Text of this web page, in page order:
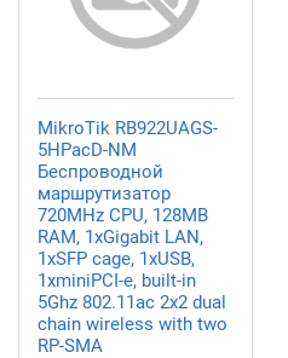
MikroTik RB922UAGS-
5HPacD-NM
Беспроводной
маршрутизатор
720MHz CPU, 128MB
RAM, 1xGigabit LAN,
1xSFP cage, 1xUSB,
1xminiPCI-e, built-in
5Ghz 802.11ac 2x2 dual
chain wireless with two
RP-SMA